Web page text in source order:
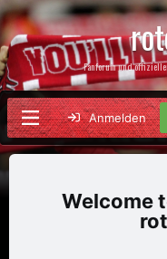
Fanforum und
Anmelden